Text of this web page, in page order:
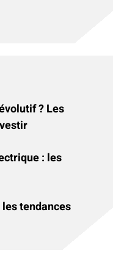
? Les
: les
tendances